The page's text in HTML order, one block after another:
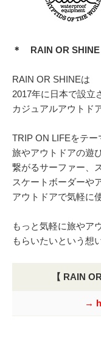
＊ RAIN OR
RAIN OR SHINEは
2017年に日本で設立
カジュアルアウトド
TRIP ON LIFEをテー
旅やアウトドアの遊
繋がるサーファー、
スケートボーダーや
アウトドアで気軽に
もっと気軽に旅やア
もらいたいという想
【 RAIN
→